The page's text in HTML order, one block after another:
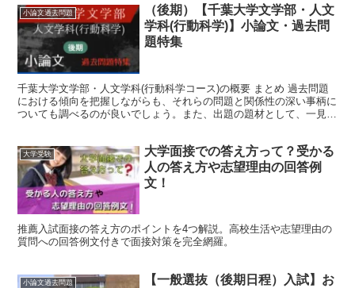
小論文過去問題
（後期）【千葉大学文学部・人文
学科(行動科学)】小論文・過去問
題特集
千葉大学文学部・人文学科(行動科学コース)の概要 まとめ 過去問題
における傾向を把握しながらも、それらの問題と関係性の深い事柄に
ついても調べるのが良いでしょう。また、出題の題材として、一見、
大学受験
大学面接での答え方って？受かる
人の答え方や志望理由の回答例
文！
推薦入試面接の答え方のポイントを4つ解説。高校生活や志望理由の
質問への回答例文付きで面接対策を完全網羅。
小論文過去問題
【一般選抜（後期日程）入試】お